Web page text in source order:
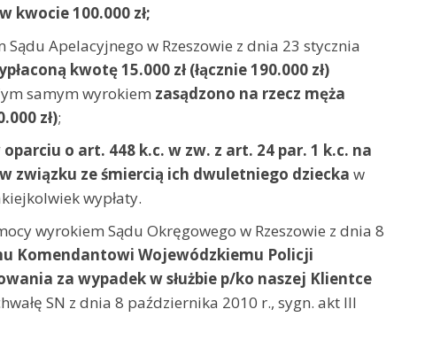
kwocie 100.000 zł;
Apelacyjnego w Rzeszowie z dnia 23 stycznia
kwotę 15.000 zł (łącznie 190.000 zł)
samym wyrokiem zasądzono na rzecz męża
zł);
oparciu o art. 448 k.c. w zw. z art. 24 par. 1 k.c. na
związku ze śmiercią ich dwuletniego dziecka w
wypłaty.
wyrokiem Sądu Okręgowego w Rzeszowie z dnia 8
Komendantowi Wojewódzkiemu Policji
za wypadek w służbie p/ko naszej Klientce
SN z dnia 8 października 2010 r., sygn. akt III